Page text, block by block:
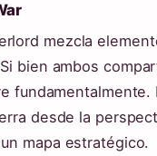
mezcla
bien ambos
desde la
mapa estratégico.